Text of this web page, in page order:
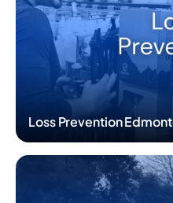
Loss Prevention